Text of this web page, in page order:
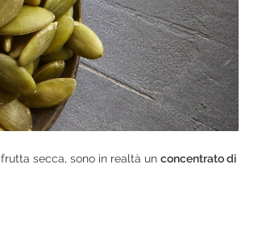
secca, sono in realtà un concentrato di